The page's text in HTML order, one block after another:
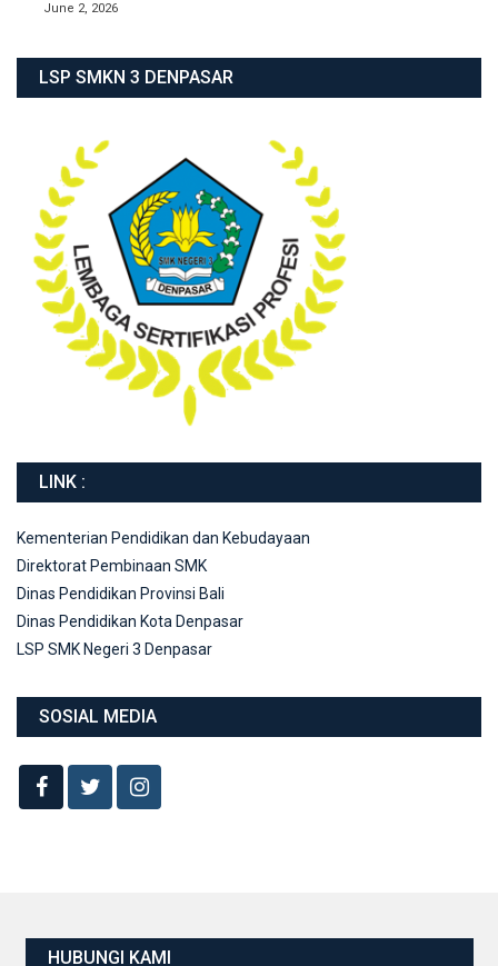
June 2, 2026
LSP SMKN 3 DENPASAR
LINK :
Kementerian Pendidikan dan Kebudayaan
Direktorat Pembinaan SMK
Dinas Pendidikan Provinsi Bali
Dinas Pendidikan Kota Denpasar
LSP SMK Negeri 3 Denpasar
SOSIAL MEDIA
HUBUNGI KAMI